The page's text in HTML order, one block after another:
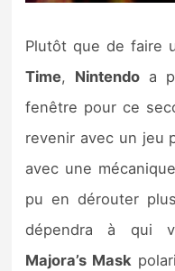
Plutôt que de faire
Time, Nintendo a
fenêtre pour ce
revenir avec un jeu
avec une
pu en dérouter
dépendra à qui
Majora’s Mask